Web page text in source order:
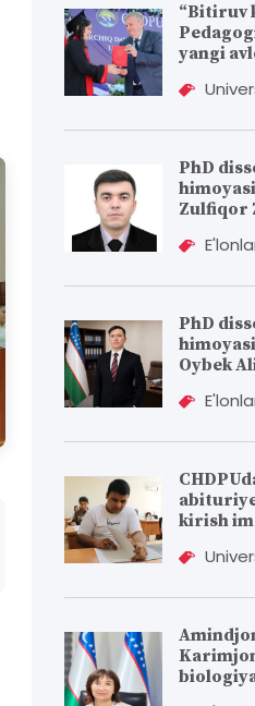
“Bitiruv
yangi
PhD
Zulfiqor
PhD
Oybek
kirish